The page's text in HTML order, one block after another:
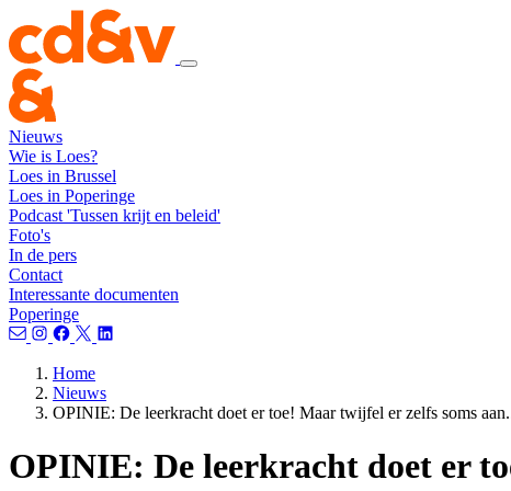
Nieuws
Wie is Loes?
Loes in Brussel
Loes in Poperinge
Podcast 'Tussen krijt en beleid'
Foto's
In de pers
Contact
Interessante documenten
Poperinge
Home
Nieuws
OPINIE: De leerkracht doet er toe! Maar twijfel er zelfs soms
OPINIE: De leerkracht doet er